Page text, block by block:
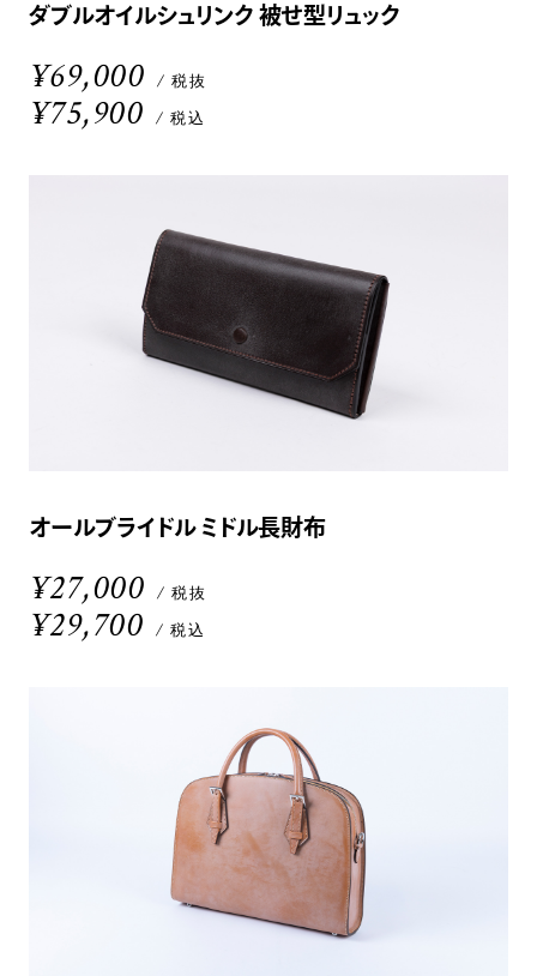
ダブルオイルシュリンク 被せ型リュック
¥69,000 / 税抜
¥75,900 / 税込
オールブライドル ミドル長財布
¥27,000 / 税抜
¥29,700 / 税込